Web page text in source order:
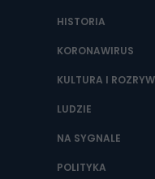
HISTORIA
KORONAWIRUS
KULTURA I
LUDZIE
NA SYGNALE
POLITYKA